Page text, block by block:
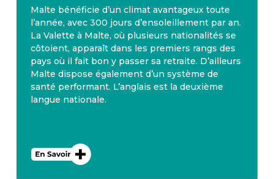
Malte bénéficie d’un climat avantageux toute
l’année, avec 300 jours d’ensoleillement par an.
La Valette à Malte, où plusieurs nationalités se
côtoient, apparaît dans les premiers rangs des
pays où il fait bon y passer sa retraite. D’ailleurs
Malte dispose également d’un système de
santé performant. L’anglais est la deuxième
langue nationale.